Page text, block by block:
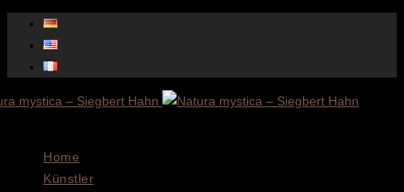
Home
Künstler